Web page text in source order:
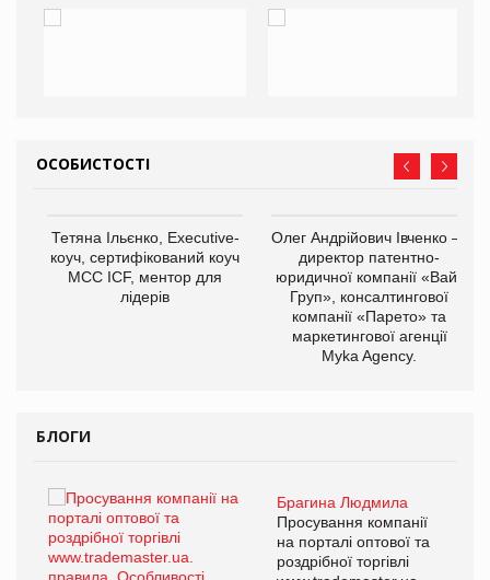
ОСОБИСТОСТІ
Тетяна Ільєнко, Executive-
коуч, сертифікований коуч
МСС ICF, ментор для
лідерів
Олег Андрійович Івченко —
директор патентно-
юридичної компанії «Вайз
Груп», консалтингової
компанії «Парето» та
маркетингової агенції
Myka Agency.
БЛОГИ
Брагина Людмила
Просування компанії
на порталі оптової та
роздрібної торгівлі